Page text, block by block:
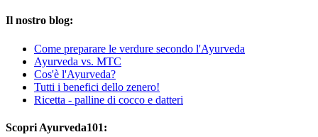
Il nostro blog:
Come preparare le verdure secondo l'Ayurveda
Ayurveda vs. MTC
Cos'è l'Ayurveda?
Tutti i benefici dello zenero!
Ricetta - palline di cocco e datteri
Scopri Ayurveda101: